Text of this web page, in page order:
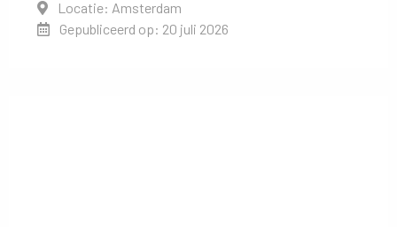
Locatie: Amsterdam
Gepubliceerd op: 20 juli 2026